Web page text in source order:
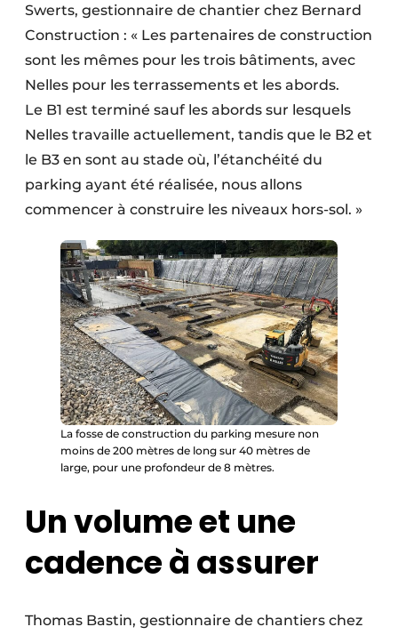
Swerts, gestionnaire de chantier chez Bernard
Construction : « Les partenaires de construction
sont les mêmes pour les trois bâtiments, avec
Nelles pour les terrassements et les abords.
Le B1 est terminé sauf les abords sur lesquels
Nelles travaille actuellement, tandis que le B2 et
le B3 en sont au stade où, l’étanchéité du
parking ayant été réalisée, nous allons
commencer à construire les niveaux hors-sol. »
La fosse de construction du parking mesure non
moins de 200 mètres de long sur 40 mètres de
large, pour une profondeur de 8 mètres.
Un volume et une
cadence à assurer
Thomas Bastin, gestionnaire de chantiers chez